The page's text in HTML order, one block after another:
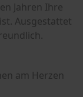
Jahren Ihre
Ausgestattet
am Herzen